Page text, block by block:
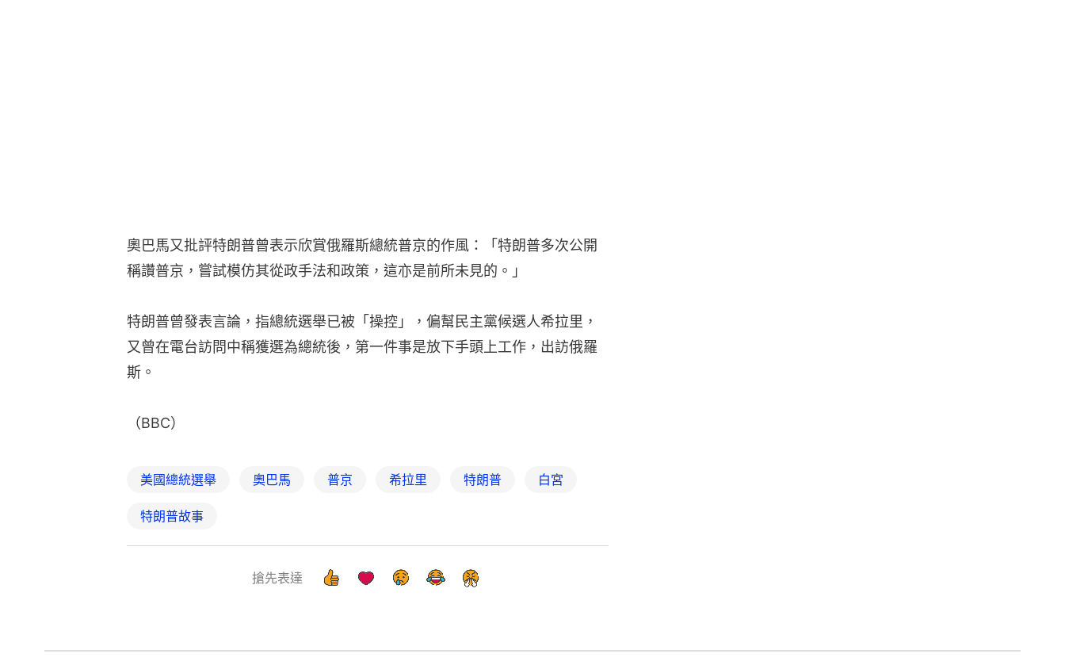
奧巴馬又批評特朗普曾表示欣賞俄羅斯總統普京的作風：「特朗普多次公開
稱讚普京，嘗試模仿其從政手法和政策，這亦是前所未見的。」
特朗普曾發表言論，指總統選舉已被「操控」，偏幫民主黨候選人希拉里，
又曾在電台訪問中稱獲選為總統後，第一件事是放下手頭上工作，出訪俄羅
斯。
（BBC）
美國總統選舉 奧巴馬 普京 希拉里 特朗普 白宮
特朗普故事
搶先表達